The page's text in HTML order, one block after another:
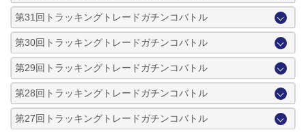
第31回トラッキングトレードガチンコバトル
第30回トラッキングトレードガチンコバトル
第29回トラッキングトレードガチンコバトル
第28回トラッキングトレードガチンコバトル
第27回トラッキングトレードガチンコバトル